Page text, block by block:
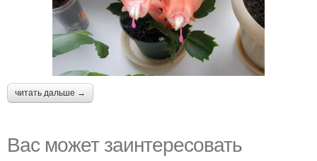
читать дальше →
Вас может заинтересовать